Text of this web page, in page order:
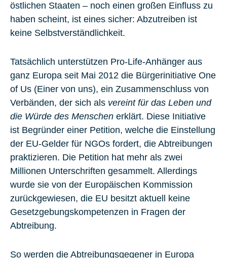
östlichen Staaten – noch einen großen Einfluss zu
haben scheint, ist eines sicher: Abzutreiben ist
keine Selbstverständlichkeit.
Tatsächlich unterstützen Pro-Life-Anhänger aus
ganz Europa seit Mai 2012 die Bürgerinitiative One
of Us (Einer von uns), ein Zusammenschluss von
Verbänden, der sich als vereint für das Leben und
die Würde des Menschen erklärt. Diese Initiative
ist Begründer einer Petition, welche die Einstellung
der EU-Gelder für NGOs fordert, die Abtreibungen
praktizieren. Die Petition hat mehr als zwei
Millionen Unterschriften gesammelt. Allerdings
wurde sie von der Europäischen Kommission
zurückgewiesen, die EU besitzt aktuell keine
Gesetzgebungskompetenzen in Fragen der
Abtreibung.
So werden die Abtreibungsgegener in Europa